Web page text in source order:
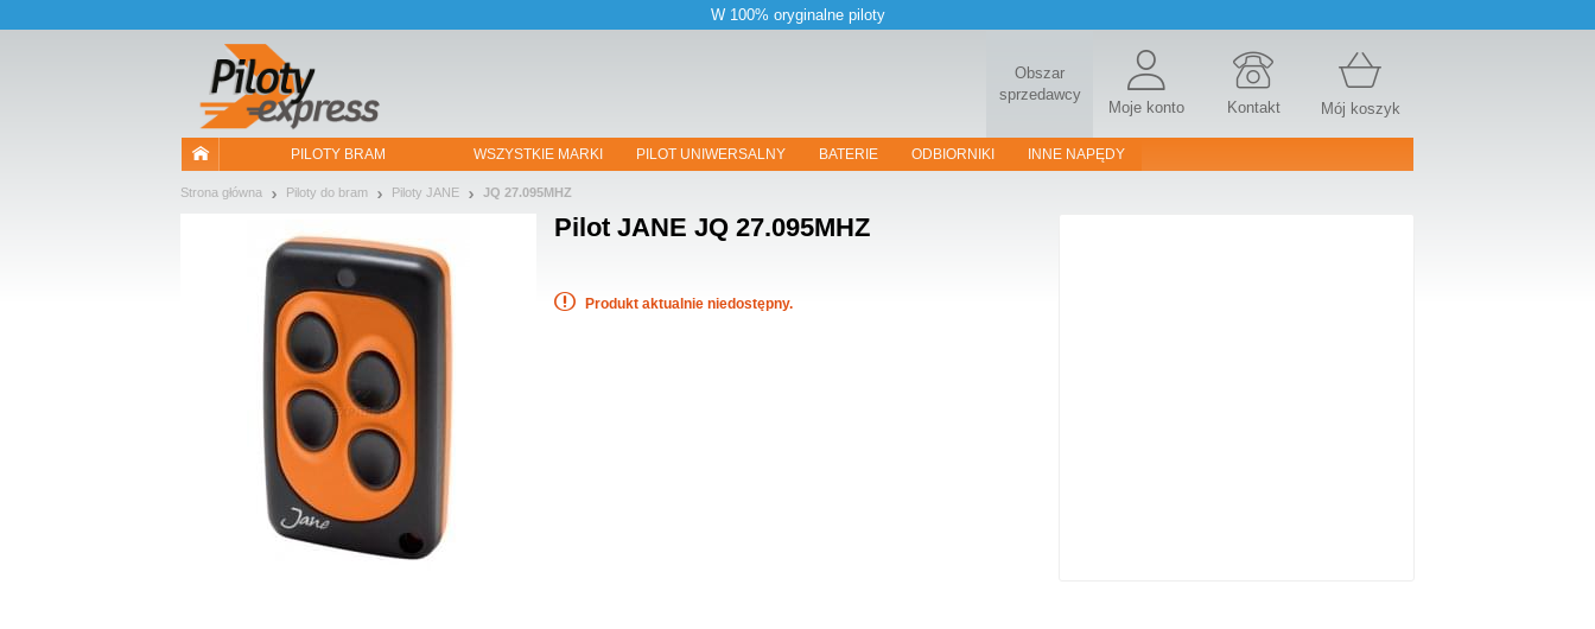
W 100% oryginalne piloty
Obszar
sprzedawcy
Moje konto Kontakt Mój koszyk
PILOTY BRAM WSZYSTKIE MARKI PILOT UNIWERSALNY BATERIE ODBIORNIKI INNE NAPĘDY
Strona główna Piloty do bram Piloty JANE JQ 27.095MHZ
Pilot JANE JQ 27.095MHZ
Produkt aktualnie niedostępny.